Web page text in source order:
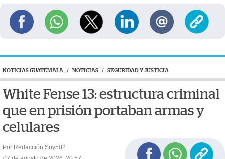
NOTICIAS GUATEMALA / NOTICIAS / SEGURIDAD Y JUSTICIA
White Fense 13: estructura criminal
que en prisión portaban armas y
celulares
Por Redacción Soy502